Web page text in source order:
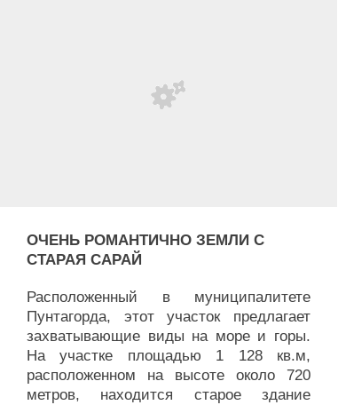
ОЧЕНЬ РОМАНТИЧНО ЗЕМЛИ С
СТАРАЯ САРАЙ
Расположенный в муниципалитете
Пунтагорда, этот участок предлагает
захватывающие виды на море и горы.
На участке площадью 1 128 кв.м,
расположенном на высоте около 720
метров, находится старое здание